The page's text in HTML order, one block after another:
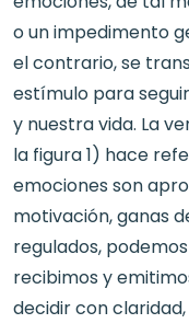
o un impedimento
el contrario, se
estímulo para
y nuestra vida. La
la figura 1) hace
emociones son
motivación, ganas
regulados,
recibimos y
decidir con